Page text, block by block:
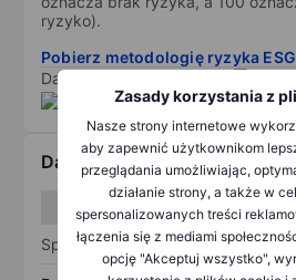
Zasady korzystania z
Nasze strony internetowe
aby zapewnić użytkownikom
przeglądania umożliwiając,
działanie strony, a także w
spersonalizowanych treści
łączenia się z mediami
opcję "Akceptuj wszystko",
ryzyko).
Pobierz metodologię ryzyka
Dane dostarczone przez
Dane finansowe
Sprawozdanie z zysków